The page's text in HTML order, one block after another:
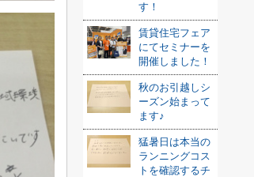
す！
賃貸住宅フェア
にてセミナーを
開催しました！
秋のお引越しシ
ーズン始まって
ます♪
猛暑日は本当の
ランニングコス
トを確認するチ